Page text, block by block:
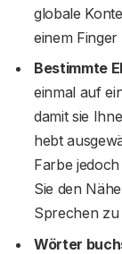
globale
einem
Bestimmte
einmal auf
damit sie
hebt
Farbe
Sie den
Sprechen
Wörter